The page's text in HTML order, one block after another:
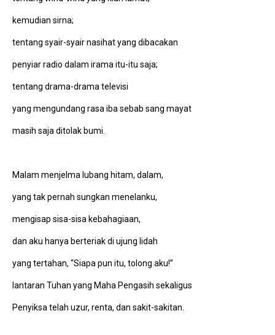
kemudian sirna;
tentang syair-syair nasihat yang dibacakan
penyiar radio dalam irama itu-itu saja;
tentang drama-drama televisi
yang mengundang rasa iba sebab sang mayat
masih saja ditolak bumi.
Malam menjelma lubang hitam, dalam,
yang tak pernah sungkan menelanku,
mengisap sisa-sisa kebahagiaan,
dan aku hanya berteriak di ujung lidah
yang tertahan, “Siapa pun itu, tolong aku!”
lantaran Tuhan yang Maha Pengasih sekaligus
Penyiksa telah uzur, renta, dan sakit-sakitan.